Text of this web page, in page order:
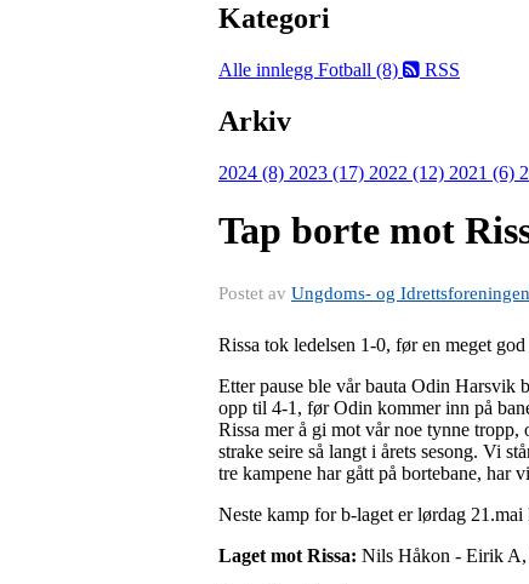
Kategori
Alle innlegg Fotball (8) RSS
Arkiv
2024 (8) 2023 (17) 2022 (12) 2021 (6)
Tap borte mot
Postet av Ungdoms- og
Rissa tok ledelsen 1-0, før en meget
Etter pause ble vår bauta Odin Harsvik
opp til 4-1, før Odin kommer inn på
Rissa mer å gi mot vår noe tynne
strake seire så langt i årets sesong. Vi
tre kampene har gått på bortebane, har
Neste kamp for b-laget er lørdag
Laget mot Rissa: Nils Håkon - Eirik A,